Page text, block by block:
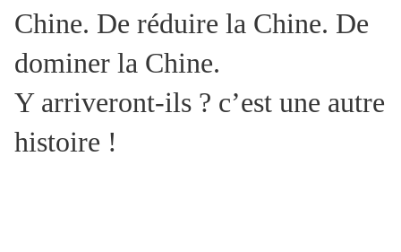
Chine. De réduire la Chine. De
dominer la Chine.
Y arriveront-ils ? c’est une autre
histoire !